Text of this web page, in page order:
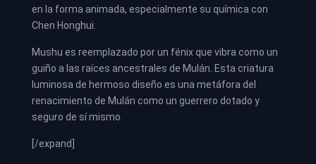
en la forma animada, especialmente su química con
Chen Honghui.
Mushu es reemplazado por un fénix que vibra como un
guiño a las raíces ancestrales de Mulán. Esta criatura
luminosa de hermoso diseño es una metáfora del
renacimiento de Mulán como un guerrero dotado y
seguro de sí mismo.
[/expand]